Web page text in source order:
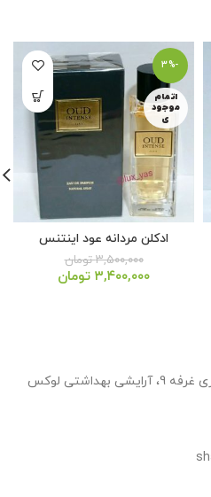
-3%
اتمام
موجود
ی
ادکلن مردانه عود اینتنس
۳,۵۰۰,۰۰۰ تومان
قیمت
۳,۴۰۰,۰۰۰ تومان
کرمانشاه، پاوه، نوسود بازارچه مرزی غرفه 9، آرایشی بهداشتی لوکس